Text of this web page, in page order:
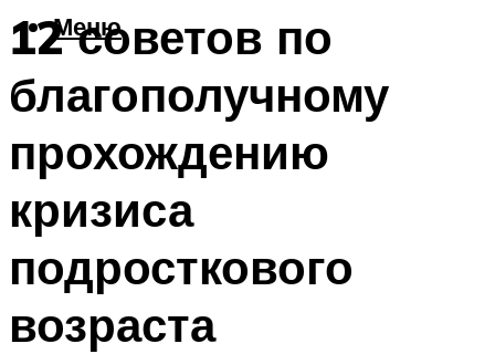
Меню
12 советов по
благополучному
прохождению
кризиса
подросткового
возраста